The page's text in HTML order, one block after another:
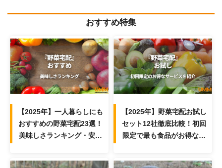
おすすめ特集
【2025年】一人暮らしにも
おすすめの野菜宅配23選！
美味しさランキング・安い
【2025年】野菜宅配お試し
セット12社徹底比較！初回
限定で最も食品がお得なサ